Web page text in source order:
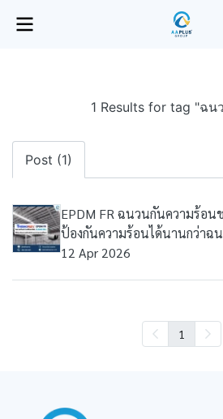
1 Results for tag "ฉ
Post (1)
EPDM FR ฉนวนกันความร้อน
ป้องกันความร้อนได้นานกว่าฉ
12 Apr 2026
1